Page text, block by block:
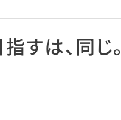
すは、同じ。